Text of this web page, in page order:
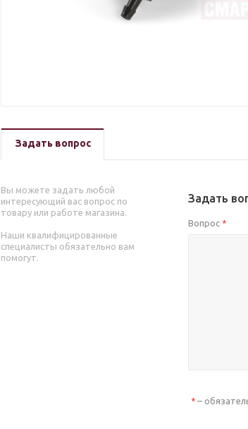
Задать вопрос
Вы можете задать любой
интересующий вас вопрос по
товару или работе магазина.
Наши квалифицированные
специалисты обязательно вам
помогут.
Задать
Вопрос *
*–